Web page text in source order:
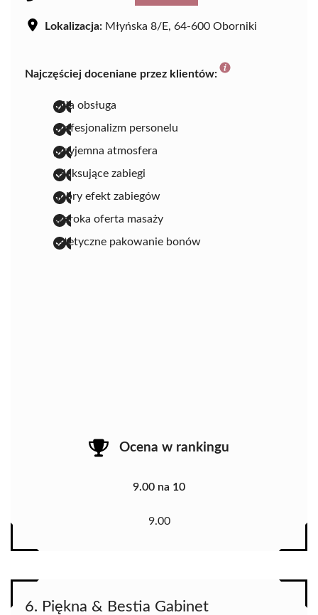
Lokalizacja: Młyńska 8/E, 64-600 Oborniki
Najczęściej doceniane przez klientów:
miła obsługa
profesjonalizm personelu
przyjemna atmosfera
relaksujące zabiegi
dobry efekt zabiegów
szeroka oferta masaży
estetyczne pakowanie bonów
Ocena w rankingu
9.00 na 10
9.00
6. Piękna & Bestia Gabinet